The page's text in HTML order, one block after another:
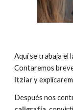
Aquí se trabaja el
Contaremos
Itziary
Después nos